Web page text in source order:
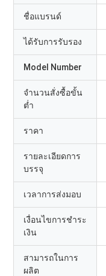
ชื่อแบรนด์
ได้รับการรับรอง
Model Number
จำนวนสั่งซื้อขั้น
ต่ำ
ราคา
รายละเอียดการ
บรรจุ
เวลาการส่งมอบ
เงื่อนไขการชำระ
เงิน
สามารถในการ
ผลิต